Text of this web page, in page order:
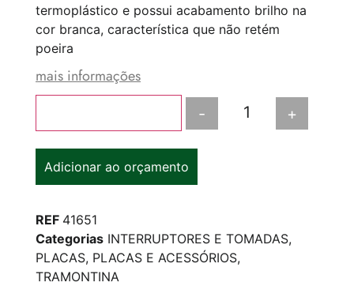
termoplástico e possui acabamento brilho na
cor branca, característica que não retém
poeira
mais informações
- +
Adicionar ao orçamento
REF 41651
Categorias INTERRUPTORES E TOMADAS,
PLACAS, PLACAS E ACESSÓRIOS,
TRAMONTINA